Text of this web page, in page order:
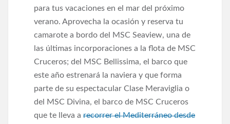
para tus vacaciones en el mar del próximo
verano. Aprovecha la ocasión y reserva tu
camarote a bordo del MSC Seaview, una de
las últimas incorporaciones a la flota de MSC
Cruceros; del MSC Bellissima, el barco que
este año estrenará la naviera y que forma
parte de su espectacular Clase Meraviglia o
del MSC Divina, el barco de MSC Cruceros
que te lleva a recorrer el Mediterráneo desde